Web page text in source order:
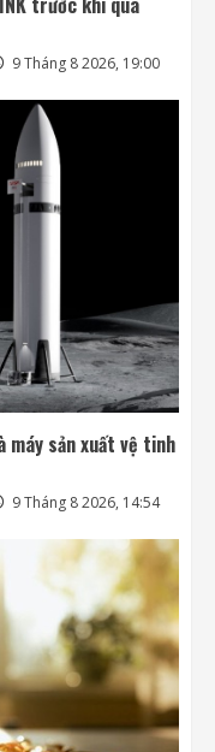
9 Tháng 8 2026, 19:00
máy sản xuất vệ tinh
9 Tháng 8 2026, 14:54